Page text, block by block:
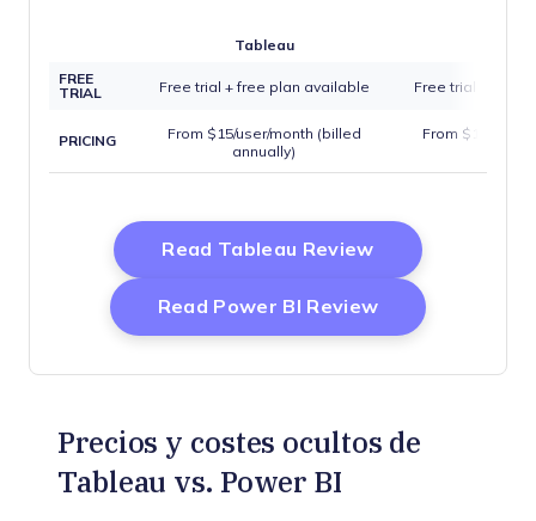
Tableau
FREE
TRIAL
Free trial + free plan available Free trial + free
PRICING
From $15/user/month (billed
annually)
From $14/user/
Read Tableau ReviewOpens New
Read Power BI ReviewOpens New
Precios y costes ocultos de
Tableau vs. Power BI